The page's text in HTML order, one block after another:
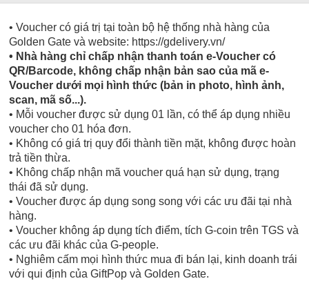
• Voucher có giá trị tại toàn bộ hệ thống nhà hàng của
Golden Gate và website: https://gdelivery.vn/
• Nhà hàng chỉ chấp nhận thanh toán e-Voucher có
QR/Barcode, không chấp nhận bản sao của mã e-
Voucher dưới mọi hình thức (bản in photo, hình ảnh,
scan, mã số...).
• Mỗi voucher được sử dụng 01 lần, có thể áp dụng nhiều
voucher cho 01 hóa đơn.
• Không có giá trị quy đổi thành tiền mặt, không được hoàn
trả tiền thừa.
• Không chấp nhận mã voucher quá hạn sử dụng, trạng
thái đã sử dụng.
• Voucher được áp dụng song song với các ưu đãi tại nhà
hàng.
• Voucher không áp dụng tích điểm, tích G-coin trên TGS và
các ưu đãi khác của G-people.
• Nghiêm cấm mọi hình thức mua đi bán lại, kinh doanh trái
với qui định của GiftPop và Golden Gate.